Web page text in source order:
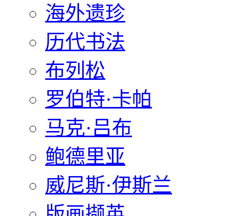
海外遗珍
历代书法
布列松
罗伯特·卡帕
马克·吕布
鲍德里亚
威尼斯·伊斯兰